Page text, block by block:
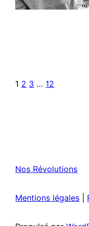
1 2 3 … 12
Nos Révolutions
Mentions légales